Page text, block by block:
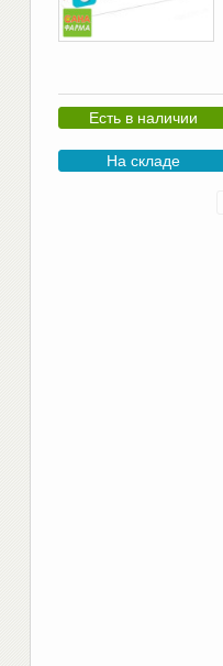
Есть в наличии
На складе